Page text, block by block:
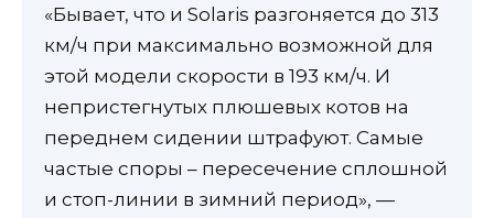
«Бывает, что и Solaris разгоняется до 313
км/ч при максимально возможной для
этой модели скорости в 193 км/ч. И
непристегнутых плюшевых котов на
переднем сидении штрафуют. Самые
частые споры – пересечение сплошной
и стоп-линии в зимний период», —